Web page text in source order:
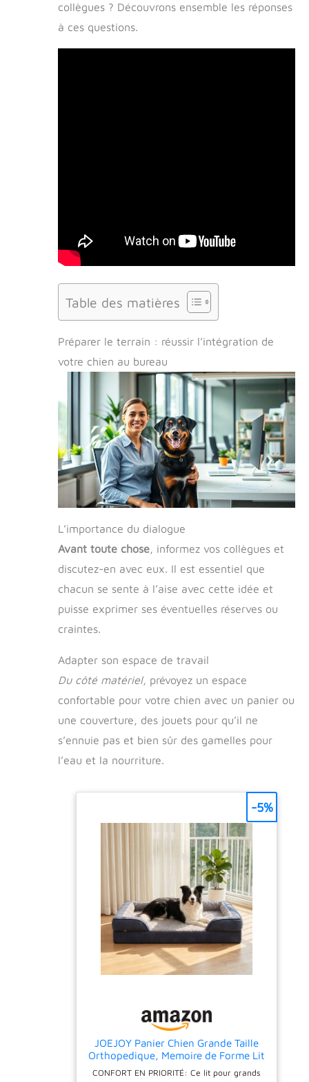
collègues ? Découvrons ensemble les réponses
à ces questions.
Table des matières
Préparer le terrain : réussir l’intégration de
votre chien au bureau
L’importance du dialogue
Avant toute chose, informez vos collègues et
discutez-en avec eux. Il est essentiel que
chacun se sente à l’aise avec cette idée et
puisse exprimer ses éventuelles réserves ou
craintes.
Adapter son espace de travail
Du côté matériel, prévoyez un espace
confortable pour votre chien avec un panier ou
une couverture, des jouets pour qu’il ne
s’ennuie pas et bien sûr des gamelles pour
l’eau et la nourriture.
JOEJOY Panier Chien Grande Taille
Orthopedique, Memoire de Forme Lit
pour Chien Dehoussable Lavable,
CONFORT EN PRIORITÉ: Ce lit pour grands
-5%